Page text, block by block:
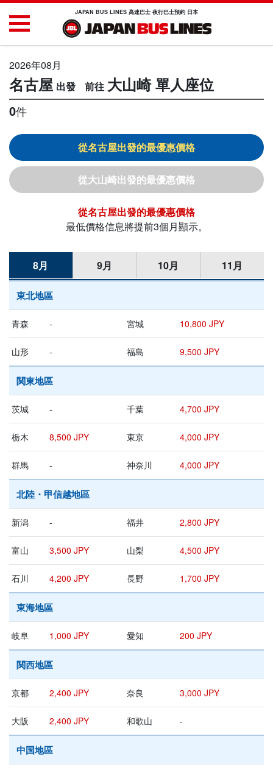
JAPAN BUS LINES 高速巴士 夜行巴士預約 日本
2026年08月
名古屋 大山崎 單人座位
0件
名古屋
大山崎
名古屋
最低價格信息將提前3個月顯示。
8月 9月 10月 11月
東北地區
青森 - 宮城 10,800 JPY
山形 - 福島 9,500 JPY
関東地區
茨城 - 千葉 4,700 JPY
栃木 8,500 JPY 東京 4,000 JPY
群馬 - 神奈川 4,000 JPY
北陸・甲信越地區
新潟 - 福井 2,800 JPY
富山 3,500 JPY 山梨 4,500 JPY
石川 4,200 JPY 長野 1,700 JPY
東海地區
岐阜 1,000 JPY 愛知 200 JPY
関西地區
京都 2,400 JPY 奈良 3,000 JPY
大阪 2,400 JPY 和歌山 -
中国地區